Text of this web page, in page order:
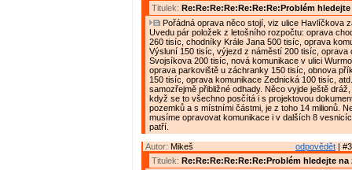
Titulek: Re:Re:Re:Re:Re:Re:Re:Problém
Pořádná oprava něco stojí, viz ulice Havlíčkova
Uvedu pár položek z letošního rozpočtu: oprava
260 tisíc, chodníky Krále Jana 500 tisíc, oprava
Výsluní 150 tisíc, výjezd z náměstí 200 tisíc, oprava
Svojsíkova 200 tisíc, nová komunikace v ulici
oprava parkoviště u záchranky 150 tisíc, obnova
150 tisíc, oprava komunikace Zednická 100 tisíc,
samozřejmě přibližné odhady. Něco vyjde ještě
když se to všechno posčítá i s projektovou
pozemků a s místními částmi, je z toho 14 milionů.
musíme opravovat komunikace i v dalších 8
patří.
odpovědět |
Autor: Mikeš
Titulek: Re:Re:Re:Re:Re:Re:Problém hledejte na